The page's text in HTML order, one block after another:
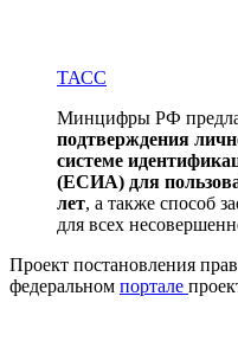
ТАСС
Минцифры РФ
подтверждения
системе
(ЕСИА) для
лет, а также способ
для всех
Проект постановления
федеральном портале